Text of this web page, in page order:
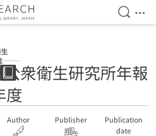
Open
衆衛生研究所年報
度
Author Publisher
Publication
date